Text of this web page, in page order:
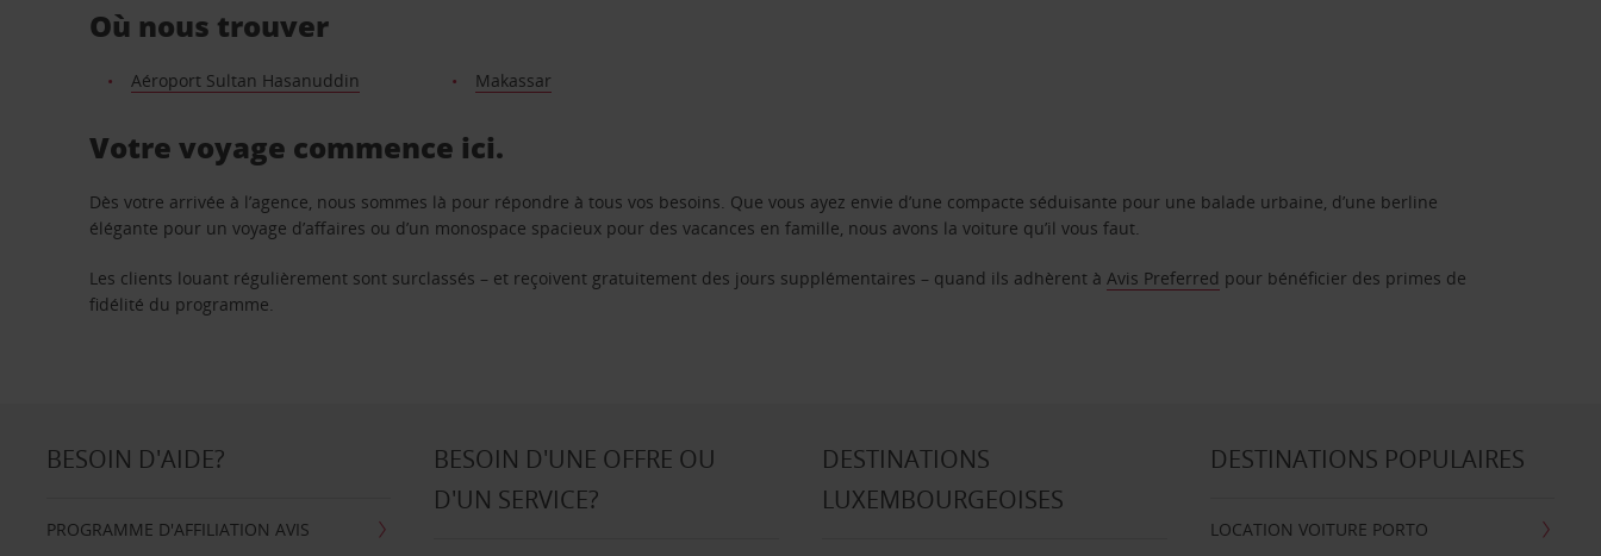
Où nous trouver
Aéroport Sultan Hasanuddin Makassar
Votre voyage commence ici.
Dès votre arrivée à l’agence, nous sommes là pour répondre à tous vos besoins. Que vous ayez envie d’une compacte séduisante pour une balade urbaine, d’une berline
élégante pour un voyage d’affaires ou d’un monospace spacieux pour des vacances en famille, nous avons la voiture qu’il vous faut.
Les clients louant régulièrement sont surclassés – et reçoivent gratuitement des jours supplémentaires – quand ils adhèrent àAvis Preferred pour bénéficier des primes de
fidélité du programme.
BESOIN D'AIDE?
PROGRAMME D'AFFILIATION AVIS
BESOIN D'UNE OFFRE OU
D'UN SERVICE?
DESTINATIONS
LUXEMBOURGEOISES
DESTINATIONS POPULAIRES
LOCATION VOITURE PORTO